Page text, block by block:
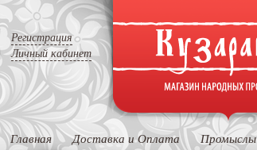
Регистрация
Личный кабинет
Главная Доставка и Оплата Промыслы